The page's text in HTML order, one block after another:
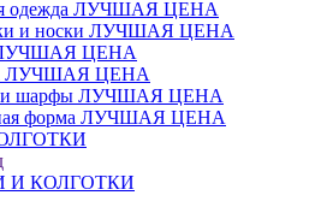
одежда ЛУЧШАЯ ЦЕНА
и носки ЛУЧШАЯ ЦЕНА
ЦЕНА
ЛУЧШАЯ ЦЕНА
шарфы ЛУЧШАЯ ЦЕНА
форма ЛУЧШАЯ ЦЕНА
И КОЛГОТКИ